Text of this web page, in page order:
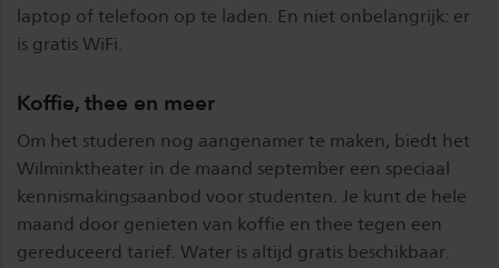
laptop of telefoon op te laden. En niet onbelangrijk: er
is gratis WiFi.
Koffie, thee en meer
Om het studeren nog aangenamer te maken, biedt het
Wilminktheater in de maand september een speciaal
kennismakingsaanbod voor studenten. Je kunt de hele
maand door genieten van koffie en thee tegen een
gereduceerd tarief. Water is altijd gratis beschikbaar.